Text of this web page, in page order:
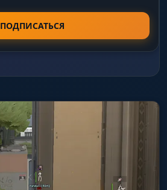
ПОДПИСАТЬСЯ